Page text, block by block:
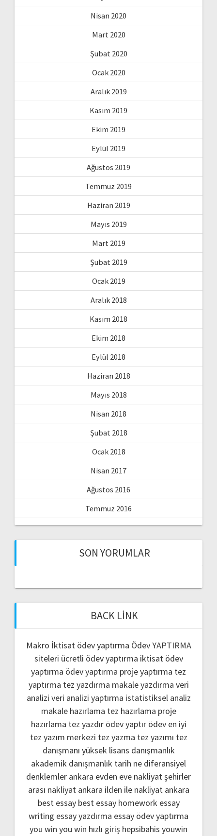
Nisan 2020
Mart 2020
Şubat 2020
Ocak 2020
Aralık 2019
Kasım 2019
Ekim 2019
Eylül 2019
Ağustos 2019
Temmuz 2019
Haziran 2019
Mayıs 2019
Mart 2019
Şubat 2019
Ocak 2019
Aralık 2018
Kasım 2018
Ekim 2018
Eylül 2018
Haziran 2018
Mayıs 2018
Nisan 2018
Şubat 2018
Ocak 2018
Nisan 2017
Ağustos 2016
Temmuz 2016
SON YORUMLAR
BACK LINK
Makro İktisat ödev yaptırma Ödev YAPTIRMA
siteleri ücretli ödev yaptırma iktisat ödev
yaptırma ödev yaptırma proje yaptırma tez
yaptırma tez yazdırma makale yazdırma veri
analizi veri analizi yaptırma istatistiksel analiz
makale hazırlama tez hazırlama proje
hazırlama tez yazdır ödev yaptır ödev en iyi
tez yazım merkezi tez yazma tez yazımı tez
danışmanı yüksek lisans danışmanlık
akademik danışmanlık tarih ne diferansiyel
denklemler ankara evden eve nakliyatşehirler
arası nakliyat ankara ilden ile nakliyat ankara
best essay best essay homework essay
writing essay yazdırma essay ödev yaptırma
you win you win hızlı giriş hepsibahis youwin